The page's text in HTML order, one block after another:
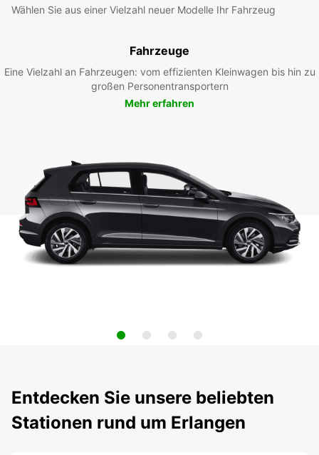
Wählen Sie aus einer Vielzahl neuer Modelle Ihr Fahrzeug
Fahrzeuge
Eine Vielzahl an Fahrzeugen: vom effizienten Kleinwagen bis hin zu
großen Personentransportern
Mehr erfahren
Entdecken Sie unsere beliebten
Stationen rund um Erlangen